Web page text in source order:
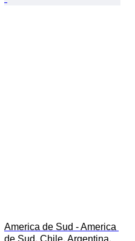
America de Sud - America